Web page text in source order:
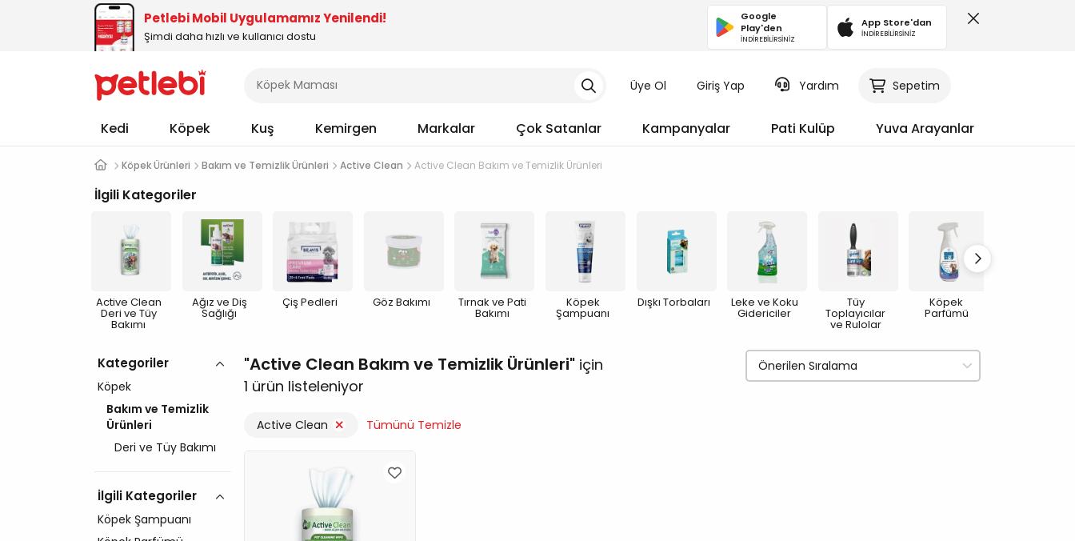
Petlebi Mobil Uygulamamız Yenilendi!
Şimdi daha hızlı ve kullanıcı dostu
Google
Play'den
İNDİREBİLİRSİNİZ
App Store'dan
İNDİREBİLİRSİNİZ
Üye Ol Giriş Yap Yardım Sepetim
Kedi Köpek Kuş Kemirgen Markalar Çok Satanlar Kampanyalar Pati Kulüp Yuva Arayanlar
Köpek Ürünleri Bakım ve Temizlik Ürünleri Active Clean Active Clean Bakım ve Temizlik Ürünleri
İlgili Kategoriler
Active Clean
Deri ve Tüy
Bakımı
Ağız ve Diş
Sağlığı
Çiş Pedleri Göz Bakımı Tırnak ve Pati
Bakımı
Köpek
Şampuanı
Dışkı Torbaları Leke ve Koku
Gidericiler
Tüy
Toplayıcılar
ve Rulolar
Köpek
Parfümü
Kategoriler
Köpek
Bakım ve Temizlik
Ürünleri
Deri ve Tüy Bakımı
İlgili Kategoriler
Köpek Şampuanı
Active Clean Bakım ve Temizlik Ürünleri için
1 ürün listeleniyor
Active Clean Tümünü Temizle